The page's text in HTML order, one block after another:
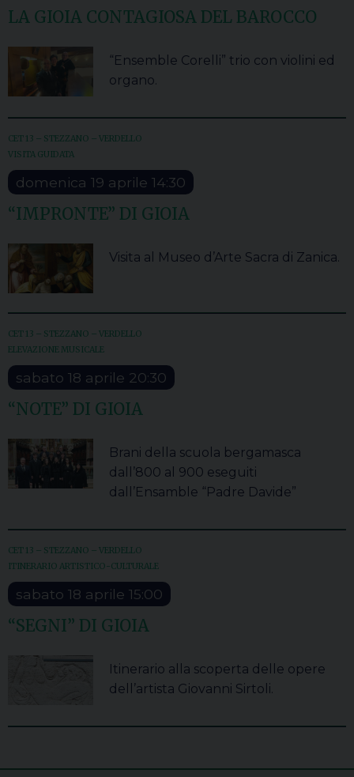
LA GIOIA CONTAGIOSA DEL BAROCCO
“Ensemble Corelli” trio con violini ed
organo.
CET 13 – STEZZANO – VERDELLO
VISITA GUIDATA
domenica 19 aprile 14:30
“IMPRONTE” DI GIOIA
Visita al Museo d’Arte Sacra di Zanica.
CET 13 – STEZZANO – VERDELLO
ELEVAZIONE MUSICALE
sabato 18 aprile 20:30
“NOTE” DI GIOIA
Brani della scuola bergamasca
dall’800 al 900 eseguiti
dall’Ensamble “Padre Davide”
CET 13 – STEZZANO – VERDELLO
ITINERARIO ARTISTICO-CULTURALE
sabato 18 aprile 15:00
“SEGNI” DI GIOIA
Itinerario alla scoperta delle opere
dell’artista Giovanni Sirtoli.